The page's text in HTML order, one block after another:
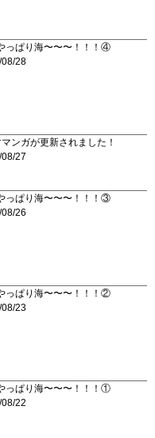
っぱり海〜〜〜！！！④
28
ンガが更新されました！
27
っぱり海〜〜〜！！！③
26
っぱり海〜〜〜！！！②
23
っぱり海〜〜〜！！！①
22